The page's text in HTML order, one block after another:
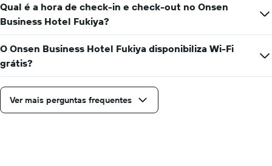
gráfico
apresenta
os
dias
da
semana
numa
O
gráfico
Qual é a hora de check-in e check-out no Onsen
Business Hotel Fukiya?
O Onsen Business Hotel Fukiya disponibiliza Wi-Fi
grátis?
Ver mais perguntas frequentes